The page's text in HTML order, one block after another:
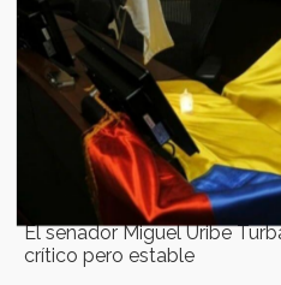
El senador Miguel Uribe
crítico pero estable